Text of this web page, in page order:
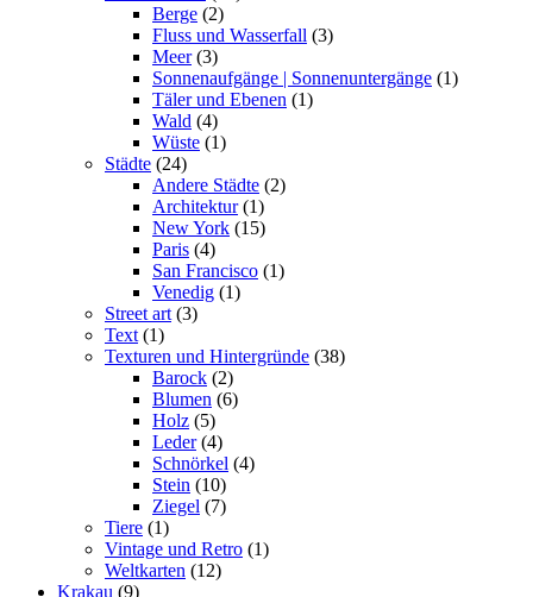
Berge (2)
Fluss und Wasserfall (3)
Meer (3)
Sonnenaufgänge | Sonnenuntergänge (1)
Täler und Ebenen (1)
Wald (4)
Wüste (1)
Städte (24)
Andere Städte (2)
Architektur (1)
New York (15)
Paris (4)
San Francisco (1)
Venedig (1)
Street art (3)
Text (1)
Texturen und Hintergründe (38)
Barock (2)
Blumen (6)
Holz (5)
Leder (4)
Schnörkel (4)
Stein (10)
Ziegel (7)
Tiere (1)
Vintage und Retro (1)
Weltkarten (12)
Krakau (9)